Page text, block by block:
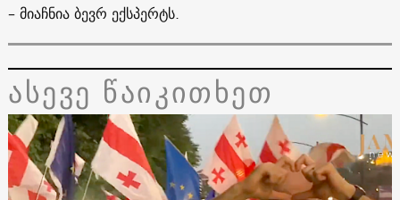
– მიაჩნია ბევრ ექსპერტს.
ასევე წაიკითხეთ